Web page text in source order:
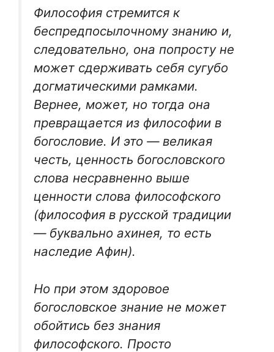
Философия стремится к
беспредпосылочному знанию и,
следовательно, она попросту не
может сдерживать себя сугубо
догматическими рамками.
Вернее, может, но тогда она
превращается из философии в
богословие. И это — великая
честь, ценность богословского
слова несравненно выше
ценности слова философского
(философия в русской традиции
— буквально ахинея, то есть
наследие Афин).
Но при этом здоровое
богословское знание не может
обойтись без знания
философского. Просто